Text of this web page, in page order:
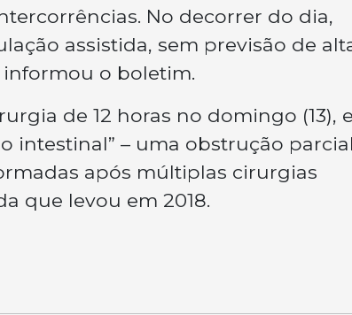
No decorrer do dia,
assistida, sem previsão de
informou o boletim.
de 12 horas no domingo (13),
intestinal” – uma obstrução
após múltiplas cirurgias
que levou em 2018.